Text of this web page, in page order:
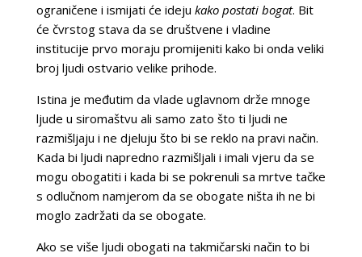
ograničene i ismijati će ideju kako postati bogat. Bit
će čvrstog stava da se društvene i vladine
institucije prvo moraju promijeniti kako bi onda veliki
broj ljudi ostvario velike prihode.
Istina je međutim da vlade uglavnom drže mnoge
ljude u siromaštvu ali samo zato što ti ljudi ne
razmišljaju i ne djeluju što bi se reklo na pravi način.
Kada bi ljudi napredno razmišljali i imali vjeru da se
mogu obogatiti i kada bi se pokrenuli sa mrtve tačke
s odlučnom namjerom da se obogate ništa ih ne bi
moglo zadržati da se obogate.
Ako se više ljudi obogati na takmičarski način to bi